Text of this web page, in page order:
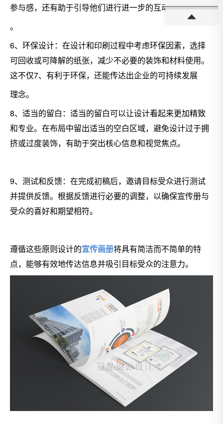
参与感，还有助于引导他们进行进一步的互动
。
6、环保设计：在设计和印刷过程中考虑环保因素，选择
可回收或可降解的纸张，减少不必要的装饰和材料使用。
这不仅7、有利于环保，还能传达出企业的可持续发展
理念。
8、适当的留白：适当的留白可以让设计看起来更加精致
和专业。在布局中留出适当的空白区域，避免设计过于拥
挤或过度装饰，有助于突出核心信息和视觉焦点。
9、测试和反馈：在完成初稿后，邀请目标受众进行测试
并提供反馈。根据反馈进行必要的调整，以确保宣传册与
受众的喜好和期望相符。
遵循这些原则设计的宣传画册将具有简洁而不简单的特
点，能够有效地传达信息并吸引目标受众的注意力。